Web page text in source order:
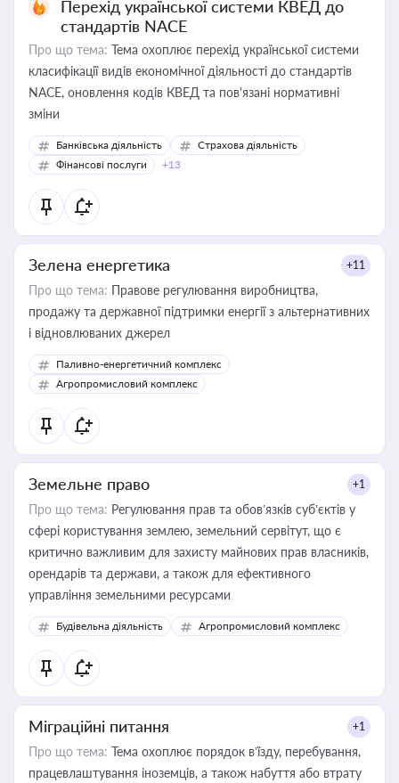
Перехід української системи КВЕД до
стандартів NACE
Про що тема: Тема охоплює перехід української системи
класифікації видів економічної діяльності до стандартів
NACE, оновлення кодів КВЕД та пов'язані нормативні
зміни
Банківська діяльність
Страхова діяльність
Фінансові послуги
+13
Зелена енергетика +11
Про що тема: Правове регулювання виробництва,
продажу та державної підтримки енергії з альтернативних
і відновлюваних джерел
Паливно-енергетичний комплекс
Агропромисловий комплекс
Земельне право +1
Про що тема: Регулювання прав та обов’язків суб’єктів у
сфері користування землею, земельний сервітут, що є
критично важливим для захисту майнових прав власників,
орендарів та держави, а також для ефективного
управління земельними ресурсами
Будівельна діяльність Агропромисловий комплекс
Міграційні питання +1
Про що тема: Тема охоплює порядок в’їзду, перебування,
працевлаштування іноземців, а також набуття або втрату